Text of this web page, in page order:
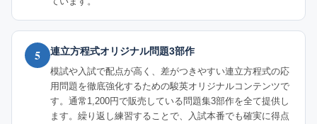
5 連立方程式オリジナル問題3部作
模試や入試で配点が高く、差がつきやすい連立方程式の応
用問題を徹底強化するための駿英オリジナルコンテンツで
す。通常1,200円で販売している問題集3部作を全て提供し
ます。繰り返し練習することで、入試本番でも確実に得点